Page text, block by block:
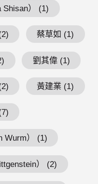
Shisan） (1)
蔡草如 (1)
劉其偉 (1)
黃建業 (1)
Wurm） (1)
） (2)